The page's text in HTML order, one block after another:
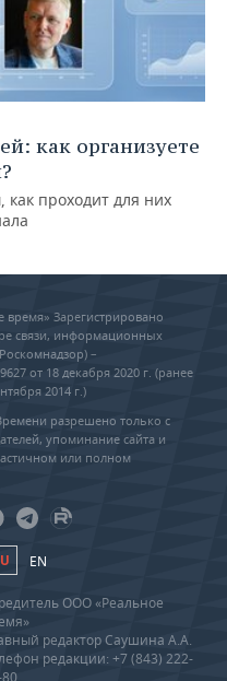
как организуете
проходит для них
время» Зарегистрировано
связи, информационных
–
от 18 декабря 2020 г. (ранее
2014 г.)
разрешено только с
упоминание сайта и
или полном
EN
ООО «Реальное
редактор Саушина А.А.
редакции: +7 (843) 222-